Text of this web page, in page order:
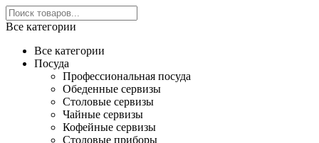
Все категории
Все категории
Посуда
Профессиональная посуда
Обеденные сервизы
Столовые сервизы
Чайные сервизы
Кофейные сервизы
Столовые приборы